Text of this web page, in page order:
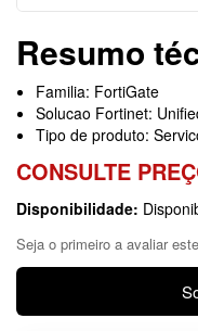
Resumo
Familia: FortiGate
Solucao Fortinet:
Tipo de produto:
CONSULTE
Disponibilidade:
Seja o primeiro a avaliar